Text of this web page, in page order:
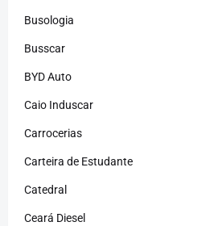
Busologia
Busscar
BYD Auto
Caio Induscar
Carrocerias
Carteira de Estudante
Catedral
Ceará Diesel